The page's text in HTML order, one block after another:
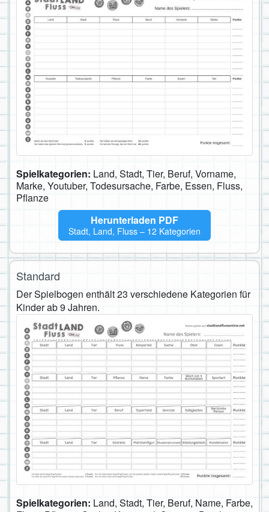
Spielkategorien: Land, Stadt, Tier, Beruf, Vorname,
Marke, Youtuber, Todesursache, Farbe, Essen, Fluss,
Pflanze
Herunterladen PDF
Stadt, Land, Fluss – 12 Kategorien
Standard
Der Spielbogen enthält 23 verschiedene Kategorien für
Kinder ab 9 Jahren.
Spielkategorien: Land, Stadt, Tier, Beruf, Name, Farbe,